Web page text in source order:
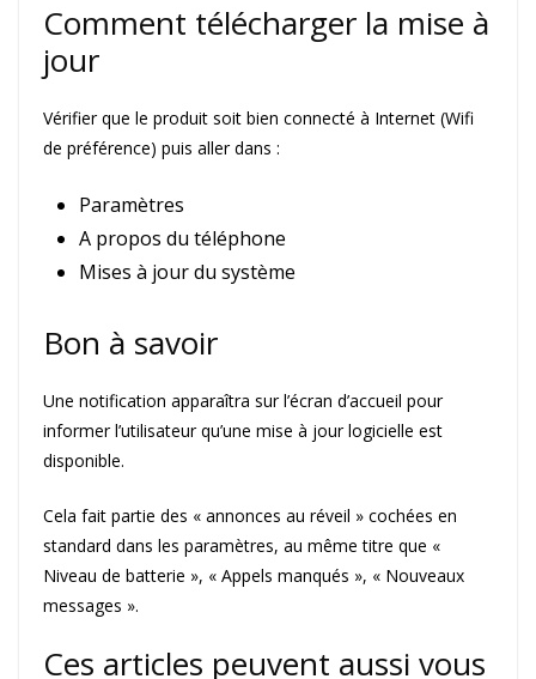
Comment télécharger la mise à
jour
Vérifier que le produit soit bien connecté à Internet (Wifi
de préférence) puis aller dans :
Paramètres
A propos du téléphone
Mises à jour du système
Bon à savoir
Une notification apparaîtra sur l’écran d’accueil pour
informer l’utilisateur qu’une mise à jour logicielle est
disponible.
Cela fait partie des « annonces au réveil » cochées en
standard dans les paramètres, au même titre que «
Niveau de batterie », « Appels manqués », « Nouveaux
messages ».
Ces articles peuvent aussi vous